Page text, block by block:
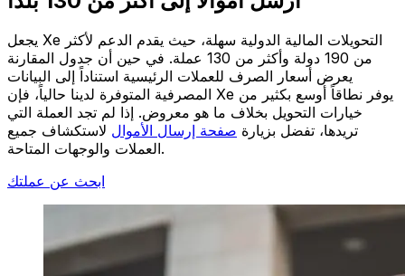
يجعل Xe التحويلات المالية الدولية سهلة، حيث يقدم الدعم لأكثر
من 190 دولة وأكثر من 130 عملة. في حين أن جدول المقارنة
يعرض أسعار الصرف للعملات الرئيسية استناداً إلى البيانات
المصرفية المتوفرة لدينا حالياً، فإن Xe يوفر نطاقاً أوسع بكثير من
خيارات التحويل بخلاف ما هو معروض. إذا لم تجد العملة التي
تريدها، تفضل بزيارة صفحة إرسال الأموال لاستكشاف جميع
العملات والوجهات المتاحة.
ابحث عن عملتك